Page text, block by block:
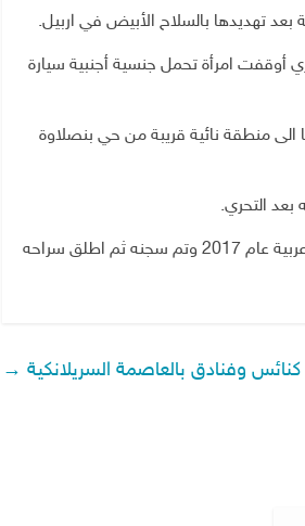
تهديدها بالسلاح الأبيض في اربيل.
أوقفت امرأة تحمل جنسية أجنبية سيارة
حمد حيدر والبالغ من العمر 48 عاما، قام بأخذها الى منطقة نائية قريبة من حي بنصلاوة
التحري.
يذكر أن هذه المرة الثانية التي يقوم فيها ذات السائق بهذا الفعل حيث اغتصب امرأة عربية عام 2017 وتم سجنه ثم اطلق سراحه
كنائس وفنادق بالعاصمة السريلانكية →